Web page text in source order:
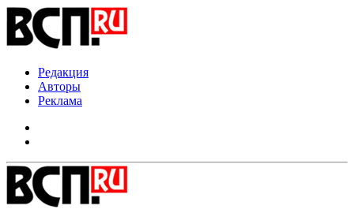
Редакция
Авторы
Реклама